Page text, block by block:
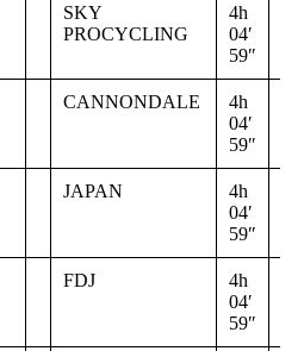
SKY
PROCYCLING
4h
04′
59″
CANNONDALE
4h
04′
59″
JAPAN
4h
04′
59″
FDJ
4h
04′
59″